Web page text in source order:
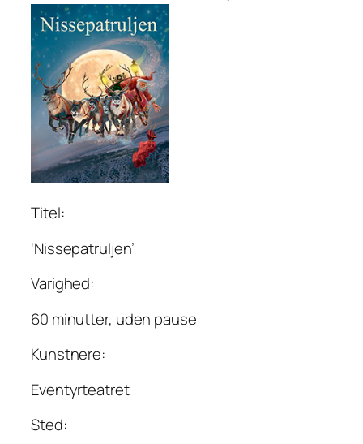
Titel:
‘Nissepatruljen’
Varighed:
60 minutter, uden pause
Kunstnere:
Eventyrteatret
Sted: